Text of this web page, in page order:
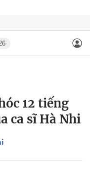
12 tiếng
ca sĩ Hà Nhi